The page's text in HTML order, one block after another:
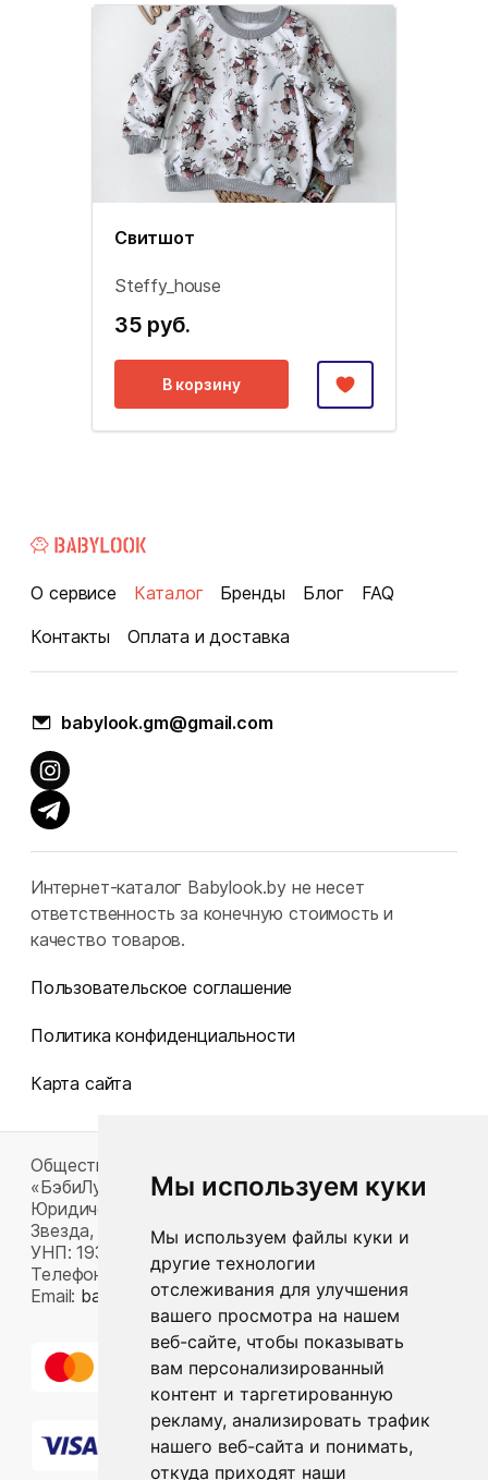
Мы используем куки
Мы используем файлы куки и
другие технологии
отслеживания для улучшения
вашего просмотра на нашем
веб-сайте, чтобы показывать
вам персонализированный
контент и таргетированную
рекламу, анализировать трафик
нашего веб-сайта и понимать,
откуда приходят наши
Свитшот
Steffy_house
35 руб.
В корзину
О сервисе Каталог Бренды Блог
FAQ
Контакты
Оплата и доставка
babylook.gm@gmail.com
Интернет-каталог Babylook.by не несет
ответственность за конечную стоимость и
качество товаров.
Пользовательское соглашение
Политика конфиденциальности
Карта сайта
Общество с ограниченной ответственностью
«БэбиЛук»
Юридический адрес: 220117, г. Минск, пр-т Газеты
Звезда, д. 16, пом. 52
УНП: 193815124
Телефон:
+375 33 392 66 63
Email: babylook.gm@gmail.com .